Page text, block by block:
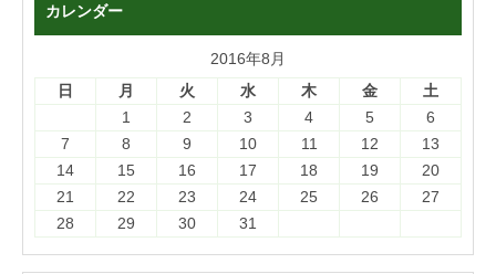
カレンダー
2016年8月
日
月 火 水 木 金
土
1
2 3 4 5
6
7
8 9 10 11 12
13
14
15 16 17 18 19
20
21
22 23 24 25 26
27
28
29 30 31